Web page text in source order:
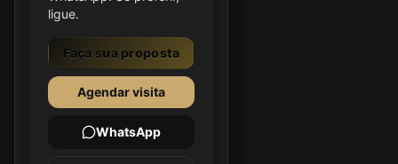
ligue.
Faça sua proposta
Agendar visita
WhatsApp